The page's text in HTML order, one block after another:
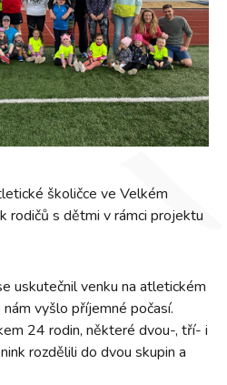
školičce ve Velkém
rodičů s dětmi v rámci projektu
uskutečnil venku na atletickém
vyšlo příjemné počasí.
24 rodin, některé dvou-, tří- i
rozdělili do dvou skupin a